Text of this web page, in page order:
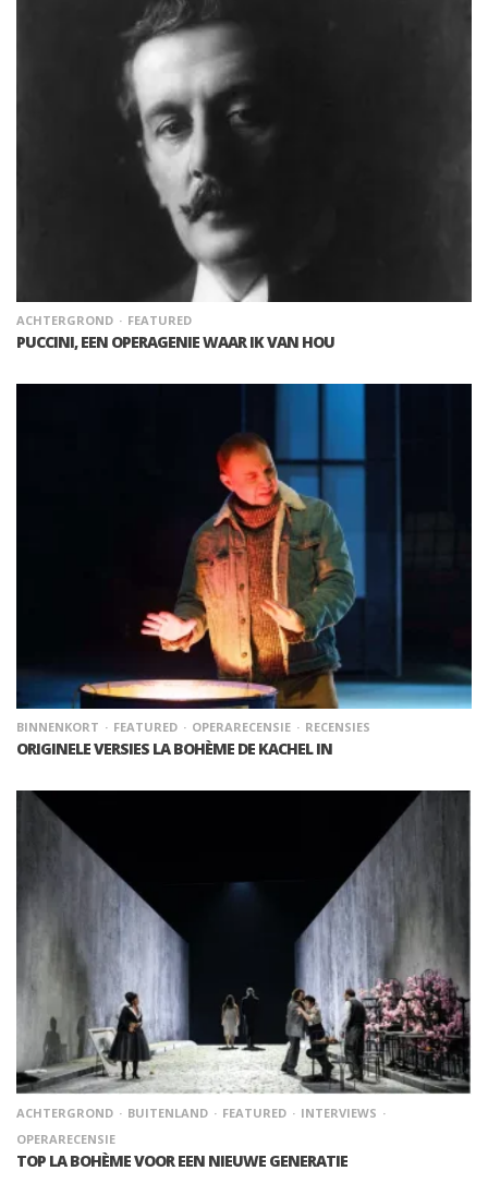
ACHTERGROND FEATURED
PUCCINI, EEN OPERAGENIE WAAR IK VAN HOU
BINNENKORT FEATURED OPERARECENSIE RECENSIES
ORIGINELE VERSIES LA BOHÈME DE KACHEL IN
ACHTERGROND BUITENLAND FEATURED
INTERVIEWS
OPERARECENSIE
TOP LA BOHÈME VOOR EEN NIEUWE GENERATIE